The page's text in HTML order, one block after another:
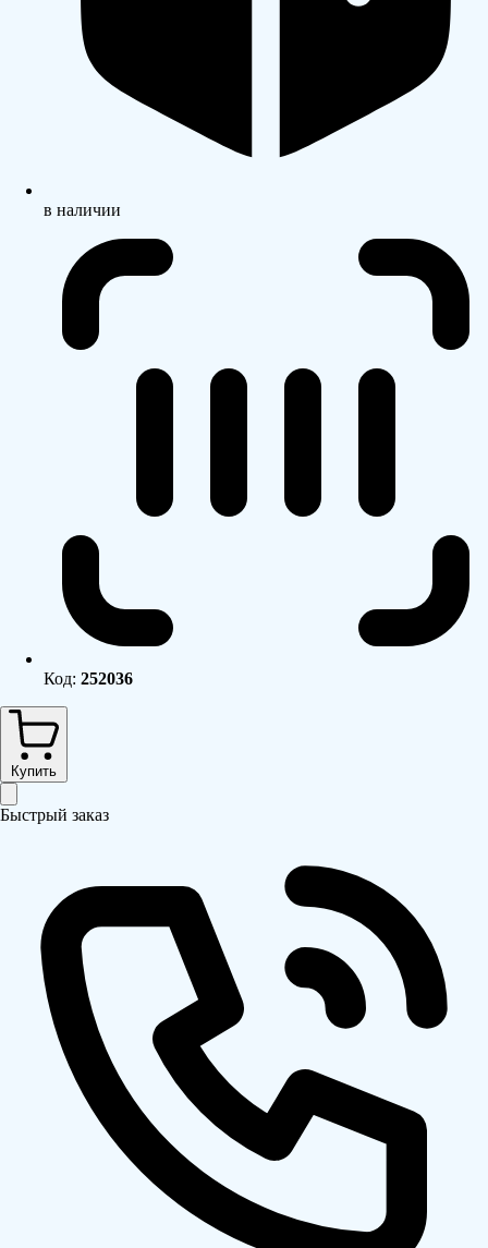
в наличии
Код: 252036
Купить
Быстрый заказ